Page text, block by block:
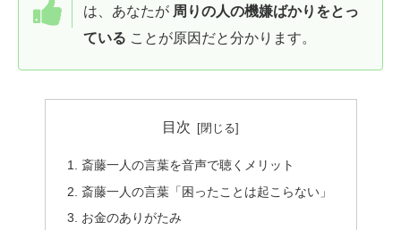
は、あなたが 周りの人の機嫌ばかりをとっ
ている ことが原因だと分かります。
目次
斎藤一人の言葉を音声で聴くメリット
斎藤一人の言葉「困ったことは起こらない」
お金のありがたみ